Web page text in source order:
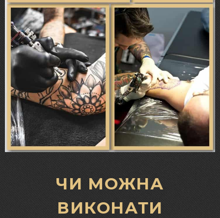
ЧИ МОЖНА
ВИКОНАТИ